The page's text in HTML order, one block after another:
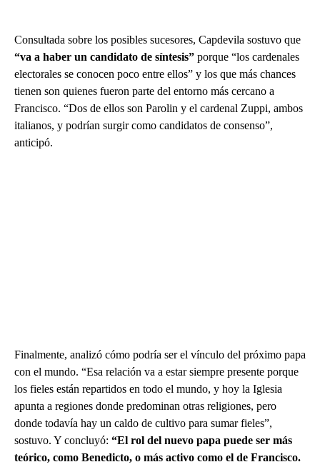
Consultada sobre los posibles sucesores, Capdevila sostuvo que
“va a haber un candidato de síntesis” porque “los cardenales
electorales se conocen poco entre ellos” y los que más chances
tienen son quienes fueron parte del entorno más cercano a
Francisco. “Dos de ellos son Parolin y el cardenal Zuppi, ambos
italianos, y podrían surgir como candidatos de consenso”,
anticipó.
Finalmente, analizó cómo podría ser el vínculo del próximo papa
con el mundo. “Esa relación va a estar siempre presente porque
los fieles están repartidos en todo el mundo, y hoy la Iglesia
apunta a regiones donde predominan otras religiones, pero
donde todavía hay un caldo de cultivo para sumar fieles”,
sostuvo. Y concluyó: “El rol del nuevo papa puede ser más
teórico, como Benedicto, o más activo como el de Francisco.